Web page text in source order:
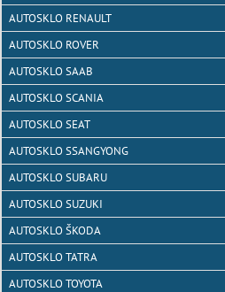
AUTOSKLO RENAULT
AUTOSKLO ROVER
AUTOSKLO SAAB
AUTOSKLO SCANIA
AUTOSKLO SEAT
AUTOSKLO SSANGYONG
AUTOSKLO SUBARU
AUTOSKLO SUZUKI
AUTOSKLO ŠKODA
AUTOSKLO TATRA
AUTOSKLO TOYOTA